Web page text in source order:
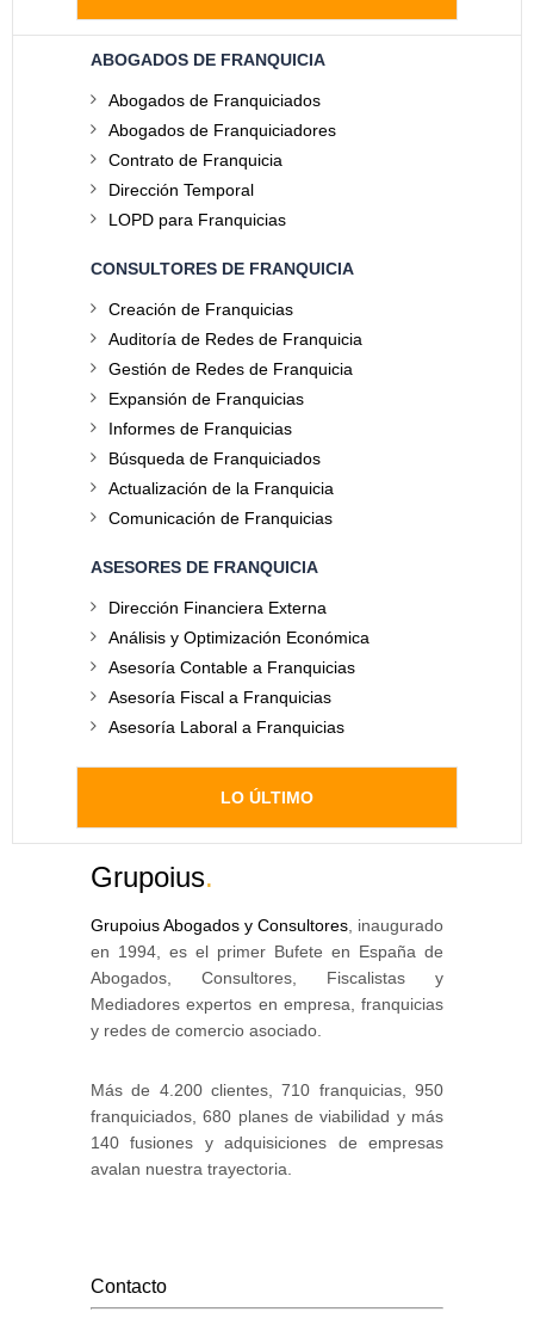
ABOGADOS DE FRANQUICIA
Abogados de Franquiciados
Abogados de Franquiciadores
Contrato de Franquicia
Dirección Temporal
LOPD para Franquicias
CONSULTORES DE FRANQUICIA
Creación de Franquicias
Auditoría de Redes de Franquicia
Gestión de Redes de Franquicia
Expansión de Franquicias
Informes de Franquicias
Búsqueda de Franquiciados
Actualización de la Franquicia
Comunicación de Franquicias
ASESORES DE FRANQUICIA
Dirección Financiera Externa
Análisis y Optimización Económica
Asesoría Contable a Franquicias
Asesoría Fiscal a Franquicias
Asesoría Laboral a Franquicias
LO ÚLTIMO
Grupoius.
Grupoius Abogados y Consultores , inaugurado
en 1994, es el primer Bufete en España de
Abogados, Consultores, Fiscalistas y
Mediadores expertos en empresa, franquicias
y redes de comercio asociado.
Más de 4.200 clientes, 710 franquicias, 950
franquiciados, 680 planes de viabilidad y más
140 fusiones y adquisiciones de empresas
avalan nuestra trayectoria.
Contacto